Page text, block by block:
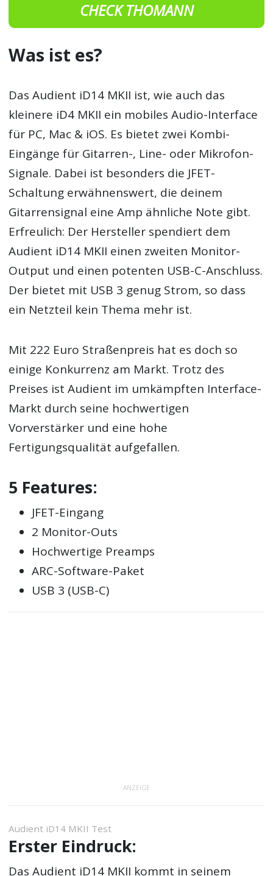
CHECK THOMANN
Was ist es?
Das Audient iD14 MKII ist, wie auch das
kleinere iD4 MKII ein mobiles Audio-Interface
für PC, Mac & iOS. Es bietet zwei Kombi-
Eingänge für Gitarren-, Line- oder Mikrofon-
Signale. Dabei ist besonders die JFET-
Schaltung erwähnenswert, die deinem
Gitarrensignal eine Amp ähnliche Note gibt.
Erfreulich: Der Hersteller spendiert dem
Audient iD14 MKII einen zweiten Monitor-
Output und einen potenten USB-C-Anschluss.
Der bietet mit USB 3 genug Strom, so dass
ein Netzteil kein Thema mehr ist.
Mit 222 Euro Straßenpreis hat es doch so
einige Konkurrenz am Markt. Trotz des
Preises ist Audient im umkämpften Interface-
Markt durch seine hochwertigen
Vorverstärker und eine hohe
Fertigungsqualität aufgefallen.
5 Features:
JFET-Eingang
2 Monitor-Outs
Hochwertige Preamps
ARC-Software-Paket
USB 3 (USB-C)
ANZEIGE
Audient iD14 MKII Test
Erster Eindruck:
Das Audient iD14 MKII kommt in seinem